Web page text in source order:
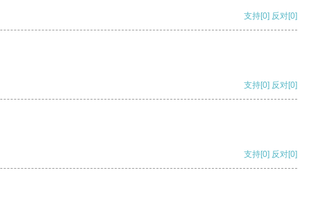
支持[0] 反对[0]
支持[0] 反对[0]
支持[0] 反对[0]